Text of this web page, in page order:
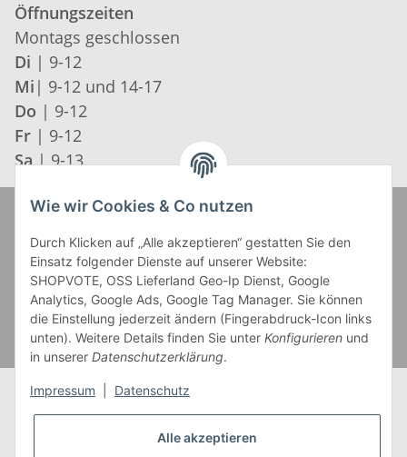
Öffnungszeiten
Montags geschlossen
Di | 9-12
Mi | 9-12 und 14-17
Do | 9-12
Fr | 9-12
Sa | 9-13
Wie wir Cookies & Co nutzen
Durch Klicken auf „Alle akzeptieren“ gestatten Sie den
Einsatz folgender Dienste auf unserer Website:
SHOPVOTE, OSS Lieferland Geo-Ip Dienst, Google
Analytics, Google Ads, Google Tag Manager. Sie können
die Einstellung jederzeit ändern (Fingerabdruck-Icon links
unten). Weitere Details finden Sie unter Konfigurieren und
in unserer Datenschutzerklärung.
Impressum Datenschutz
Alle akzeptieren